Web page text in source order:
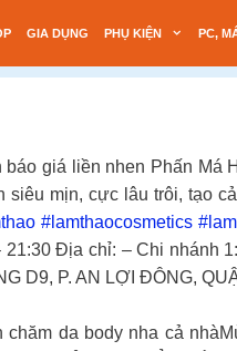
GIA DỤNG PHỤ KIỆN PC,
báo giá liền nhen Phấn Má
mịn, cực lâu trôi, tạo
#lamthaocosmetics
Địa chỉ: – Chi
D9, P. AN LỢI ĐÔNG,
da body nha cả